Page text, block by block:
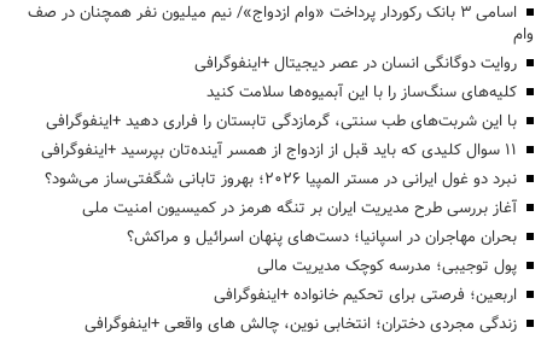
اسامی ۳ بانک رکوردار پرداخت «وام ازدواج»/ نیم میلیون نفر همچنان در صف
وام
روایت دوگانگی انسان در عصر دیجیتال +اینفوگرافی
کلیه‌های سنگ‌ساز را با این آبمیوه‌ها سلامت کنید
با این شربت‌های طب سنتی، گرمازدگی تابستان را فراری دهید +اینفوگرافی
۱۱ سوال کلیدی که باید قبل از ازدواج از همسر آینده‌تان بپرسید +اینفوگرافی
نبرد دو غول ایرانی در مستر المپیا ۲۰۲۶؛ بهروز تابانی شگفتی‌ساز می‌شود؟
آغاز بررسی طرح مدیریت ایران بر تنگه هرمز در کمیسیون امنیت ملی
بحران مهاجران در اسپانیا؛ دست‌های پنهان اسرائیل و مراکش؟
پول توجیبی؛ مدرسه کوچک مدیریت مالی
اربعین؛ فرصتی برای تحکیم خانواده +اینفوگرافی
زندگی مجردی دختران؛ انتخابی نوین، چالش های واقعی +اینفوگرافی